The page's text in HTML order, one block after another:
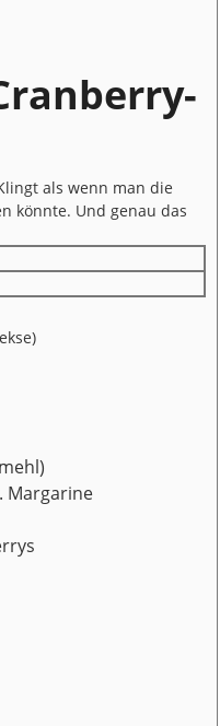
als wenn man die
könnte. Und genau das
Margarine